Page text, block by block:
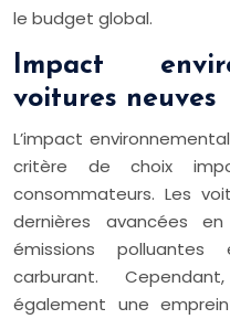
le budget global.
Impact
voitures neuves
L’impact
critère de choix
consommateurs. Les
dernières avancées
émissions
carburant.
également une